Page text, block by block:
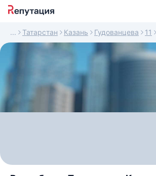
Татарстан Казань Гудованцева 11